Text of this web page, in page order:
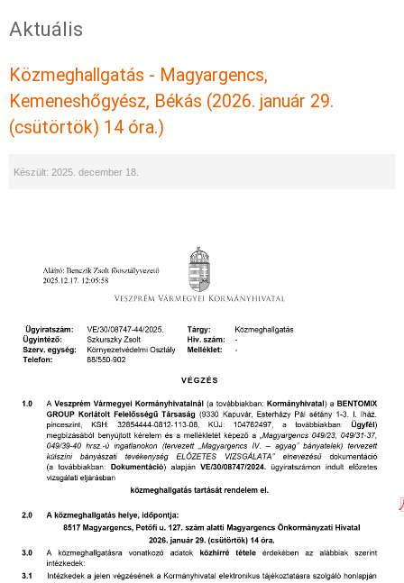
Aktuális
Közmeghallgatás - Magyargencs,
Kemeneshőgyész, Békás (2026. január 29.
(csütörtök) 14 óra.)
Készült: 2025. december 18.